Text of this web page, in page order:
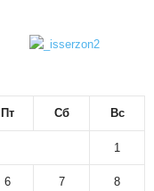
Пт Сб Вс
1
6 7 8